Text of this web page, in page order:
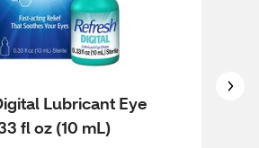
Lubricant Eye
fl oz (10 mL)